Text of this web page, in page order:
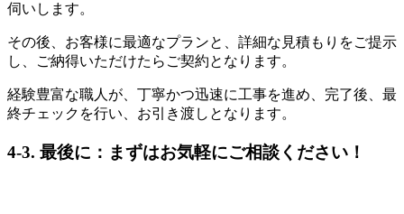
伺いします。
その後、お客様に最適なプランと、詳細な見積もりをご提示
し、ご納得いただけたらご契約となります。
経験豊富な職人が、丁寧かつ迅速に工事を進め、完了後、最
終チェックを行い、お引き渡しとなります。
4-3. 最後に：まずはお気軽にご相談ください！